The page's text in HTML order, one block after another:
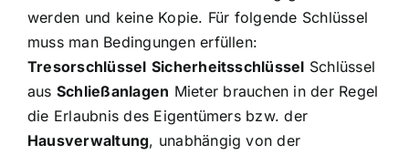
werden und keine Kopie. Für folgende Schlüssel
muss man Bedingungen erfüllen:
Tresorschlüssel Sicherheitsschlüssel Schlüssel
aus Schließanlagen Mieter brauchen in der Regel
die Erlaubnis des Eigentümers bzw. der
Hausverwaltung, unabhängig von der